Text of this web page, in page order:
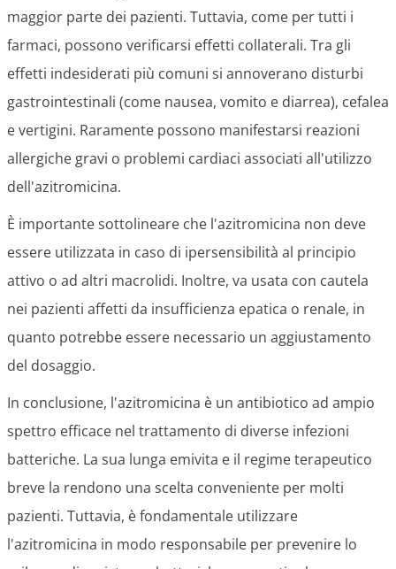
maggior parte dei pazienti. Tuttavia, come per tutti i
farmaci, possono verificarsi effetti collaterali. Tra gli
effetti indesiderati più comuni si annoverano disturbi
gastrointestinali (come nausea, vomito e diarrea), cefalea
e vertigini. Raramente possono manifestarsi reazioni
allergiche gravi o problemi cardiaci associati all'utilizzo
dell'azitromicina.
È importante sottolineare che l'azitromicina non deve
essere utilizzata in caso di ipersensibilità al principio
attivo o ad altri macrolidi. Inoltre, va usata con cautela
nei pazienti affetti da insufficienza epatica o renale, in
quanto potrebbe essere necessario un aggiustamento
del dosaggio.
In conclusione, l'azitromicina è un antibiotico ad ampio
spettro efficace nel trattamento di diverse infezioni
batteriche. La sua lunga emivita e il regime terapeutico
breve la rendono una scelta conveniente per molti
pazienti. Tuttavia, è fondamentale utilizzare
l'azitromicina in modo responsabile per prevenire lo